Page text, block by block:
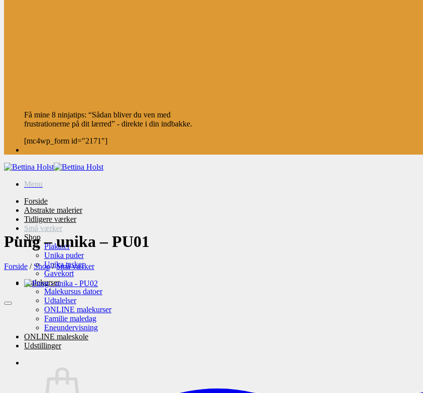
Få mine 8 ninjatips: “Sådan bliver du ven med
frustrationerne på dit lærred” - direkte i din indbakke.
[mc4wp_form id="2171"]
Menu
Forside
Abstrakte malerier
Tidligere værker
Små værker
Shop
Plakater
Unika puder
Unika tasker
Gavekort
Malekurser
Malekursus datoer
Udtalelser
ONLINE malekurser
Familie maledag
Eneundervisning
ONLINE maleskole
Udstillinger
Pung – unika – PU01
Forside / Shop / Små værker